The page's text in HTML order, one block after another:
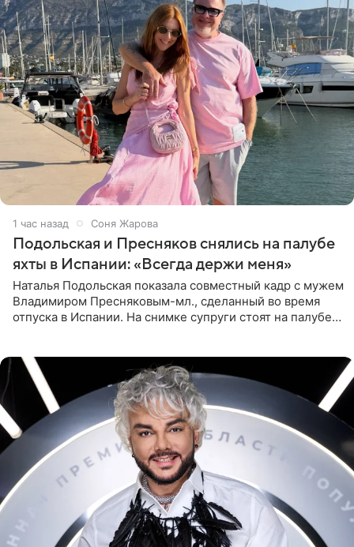
1 час назад Соня Жарова
Подольская и Пресняков снялись на палубе
яхты в Испании: «Всегда держи меня»
Наталья Подольская показала совместный кадр с мужем
Владимиром Пресняковым-мл., сделанный во время
отпуска в Испании. На снимке супруги стоят на палубе